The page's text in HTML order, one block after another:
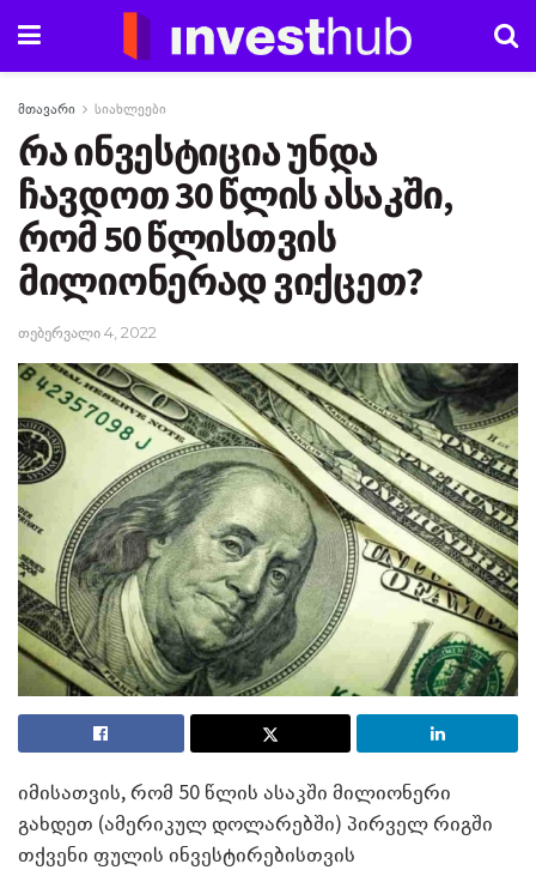
მთავარი სიახლეები
რა ინვესტიცია უნდა
ჩავდოთ 30 წლის ასაკში,
რომ 50 წლისთვის
მილიონერად ვიქცეთ?
თებერვალი 4, 2022
იმისათვის, რომ 50 წლის ასაკში მილიონერი
გახდეთ (ამერიკულ დოლარებში) პირველ რიგში
თქვენი ფულის ინვესტირებისთვის